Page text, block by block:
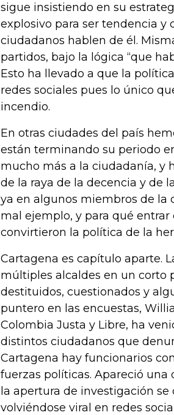
sigue insistiendo en su
explosivo para ser tendencia y
ciudadanos hablen de él.
partidos, bajo la lógica “que
Esto ha llevado a que la
redes sociales pues lo único
incendio.
En otras ciudades del país
están terminando su periodo
mucho más a la ciudadanía, y
de la raya de la decencia y de
ya en algunos miembros de la
mal ejemplo, y para qué
convirtieron la política de la
Cartagena es capítulo aparte.
múltiples alcaldes en un corto
destituidos, cuestionados y
puntero en las encuestas,
Colombia Justa y Libre, ha
distintos ciudadanos que
Cartagena hay funcionarios
fuerzas políticas. Apareció
la apertura de investigación
volviéndose viral en redes